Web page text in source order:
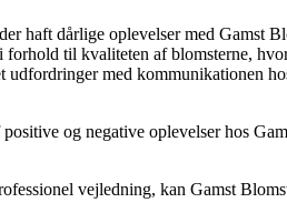
haft dårlige oplevelser med Gamst
til kvaliteten af blomsterne,
udfordringer med kommunikationen
og negative oplevelser hos
vejledning, kan Gamst